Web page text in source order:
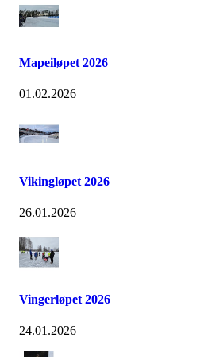
Mapeiløpet 2026
01.02.2026
Vikingløpet 2026
26.01.2026
Vingerløpet 2026
24.01.2026